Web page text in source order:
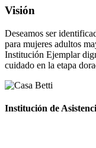
Visión
Deseamos ser
para mujeres adultos
Institución Ejemplar
cuidado en la etapa
Institución de